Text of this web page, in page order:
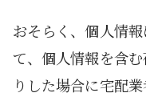
おそらく、個人情
て、個人情報を含
りした場合に宅配